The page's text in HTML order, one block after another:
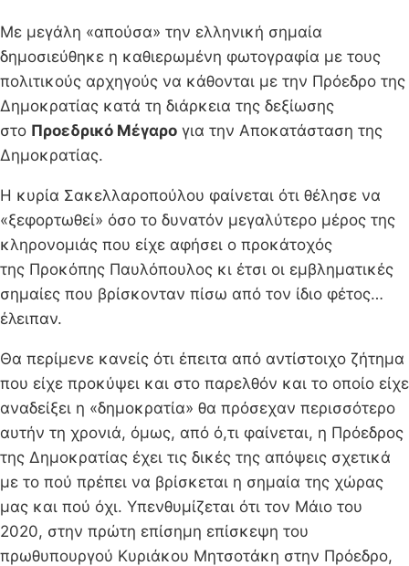
Με μεγάλη «απούσα» την ελληνική σημαία
δημοσιεύθηκε η καθιερωμένη φωτογραφία με τους
πολιτικούς αρχηγούς να κάθονται με την Πρόεδρο της
Δημοκρατίας κατά τη διάρκεια της δεξίωσης
στο Προεδρικό Μέγαρο για την Αποκατάσταση της
Δημοκρατίας.
Η κυρία Σακελλαροπούλου φαίνεται ότι θέλησε να
«ξεφορτωθεί» όσο το δυνατόν μεγαλύτερο μέρος της
κληρονομιάς που είχε αφήσει ο προκάτοχός
της Προκόπης Παυλόπουλος κι έτσι οι εμβληματικές
σημαίες που βρίσκονταν πίσω από τον ίδιο φέτος…
έλειπαν.
Θα περίμενε κανείς ότι έπειτα από αντίστοιχο ζήτημα
που είχε προκύψει και στο παρελθόν και το οποίο είχε
αναδείξει η «δημοκρατία» θα πρόσεχαν περισσότερο
αυτήν τη χρονιά, όμως, από ό,τι φαίνεται, η Πρόεδρος
της Δημοκρατίας έχει τις δικές της απόψεις σχετικά
με το πού πρέπει να βρίσκεται η σημαία της χώρας
μας και πού όχι. Υπενθυμίζεται ότι τον Μάιο του
2020, στην πρώτη επίσημη επίσκεψη του
πρωθυπουργού Κυριάκου Μητσοτάκη στην Πρόεδρο,